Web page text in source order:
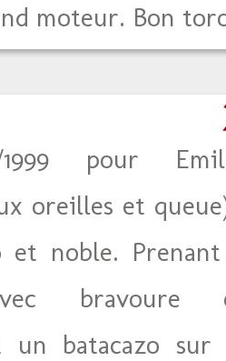
moteur. Bon
pour
oreilles et
et noble.
bravoure
un batacazo sur